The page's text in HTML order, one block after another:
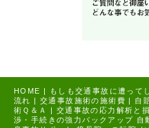
HOME | もしも交通事故に遭って
流れ | 交通事故施術の施術費 | 自
術Ｑ＆Ａ
| 交通事故の応力解析と
渉・手続きの強力バックアップ 自